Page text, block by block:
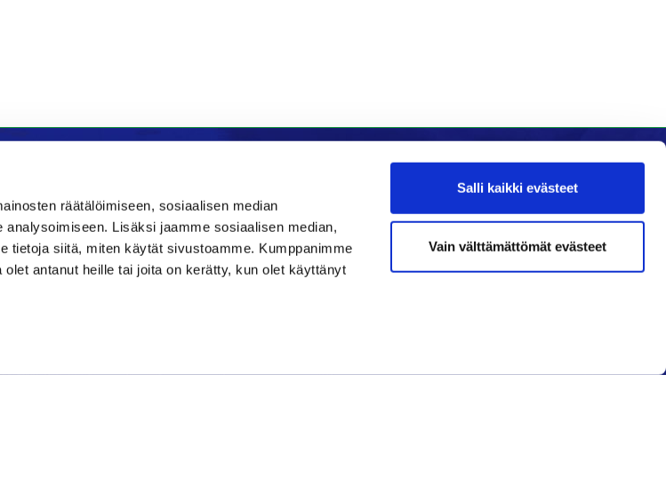
räätälöimiseen, sosiaalisen median
Lisäksi jaamme sosiaalisen median,
tietoja siitä, miten käytät sivustoamme. Kumppanimme
antanut heille tai joita on kerätty, kun olet käyttänyt
Salli kaikki evästeet
Vain välttämättömät evästeet
Majoitus
Kraatteri Resort
Nykäläntie 177
Seuraa meitä